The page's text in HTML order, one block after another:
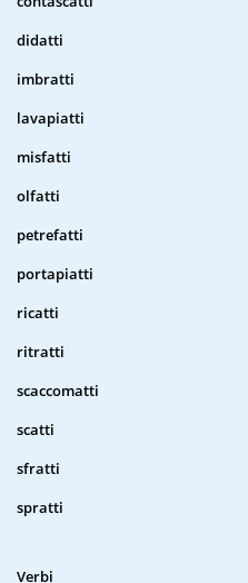
didatti
imbratti
lavapiatti
misfatti
olfatti
petrefatti
portapiatti
ricatti
ritratti
scaccomatti
scatti
sfratti
spratti
Verbi